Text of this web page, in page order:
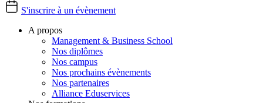
S'inscrire à un évènement
A propos
Management & Business School
Nos diplômes
Nos campus
Nos prochains évènements
Nos partenaires
Alliance Eduservices